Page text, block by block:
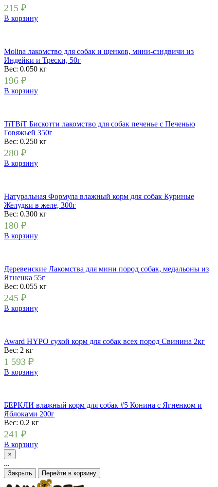
215 ₽
В корзину
Molina лакомство для собак и щенков, мини-сэндвичи из
Индейки и Трески, 50г
Вес: 0.050 кг
196 ₽
В корзину
TiTBiT Бискотти лакомство для собак печенье с Печенью
Говяжьей 350г
Вес: 0.250 кг
280 ₽
В корзину
Натуральная Формула влажный корм для собак Куриные
Желудки в желе, 300г
Вес: 0.300 кг
180 ₽
В корзину
Деревенские Лакомства для мини пород собак, медальоны из
Ягненка 55г
Вес: 0.055 кг
245 ₽
В корзину
Award HYPO сухой корм для собак всех пород Свинина 2кг
Вес: 2 кг
1 593 ₽
В корзину
БЕРКЛИ влажный корм для собак #5 Конина с Ягненком и
Яблоками 200г
Вес: 0.2 кг
241 ₽
В корзину
×
...
Закрыть Перейти в корзину